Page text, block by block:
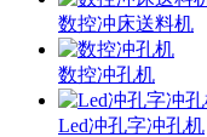
数控冲床送料机
数控冲孔机
Led冲孔字冲孔机